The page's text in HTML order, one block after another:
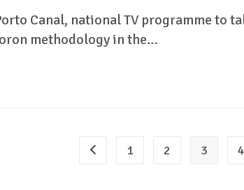
Canal, national TV programme to
methodology in the…
1 2 3 4